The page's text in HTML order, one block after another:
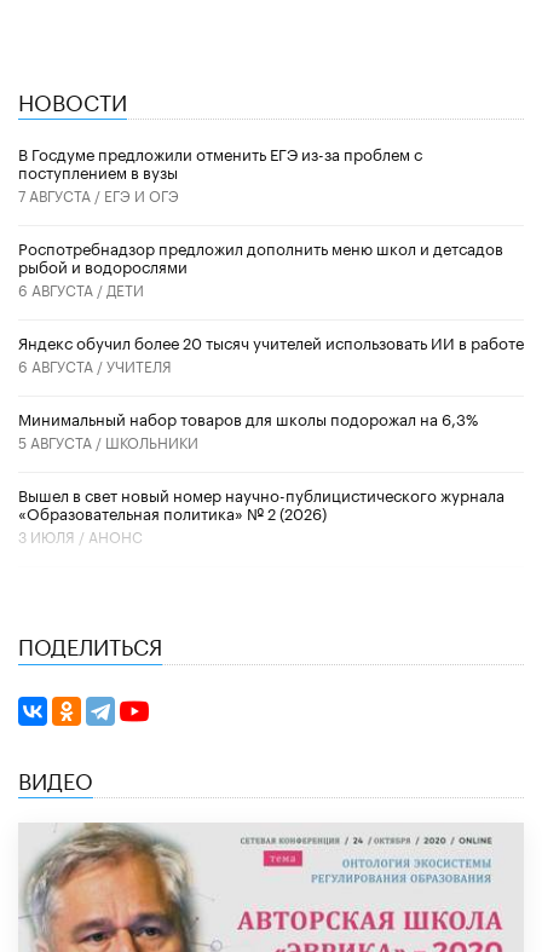
НОВОСТИ
В Госдуме предложили отменить ЕГЭ из-за проблем с
поступлением в вузы
7 АВГУСТА / ЕГЭ И ОГЭ
Роспотребнадзор предложил дополнить меню школ и детсадов
рыбой и водорослями
6 АВГУСТА / ДЕТИ
​Яндекс обучил более 20 тысяч учителей использовать ИИ в работе
6 АВГУСТА /УЧИТЕЛЯ
Минимальный набор товаров для школы подорожал на 6,3%
5 АВГУСТА / ШКОЛЬНИКИ
Вышел в свет новый номер научно-публицистического журнала
«Образовательная политика» № 2 (2026)
3 ИЮЛЯ / АНОНС
ПОДЕЛИТЬСЯ
ВИДЕО